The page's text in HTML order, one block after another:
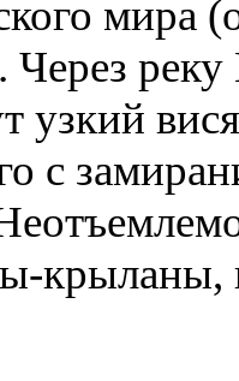
мира
Через
узкий
с
крыланы,